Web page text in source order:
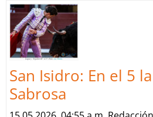
San Isidro: En el 5
Sabrosa